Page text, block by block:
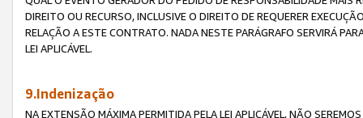
DIREITO OU RECURSO, INCLUSIVE O DIREITO DE REQUERER
RELAÇÃO A ESTE CONTRATO. NADA NESTE PARÁGRAFO SERVIRÁ
LEI APLICÁVEL.
9.Indenização
NA EXTENSÃO MÁXIMA PERMITIDA PELA LEI APLICÁVEL, NÃO